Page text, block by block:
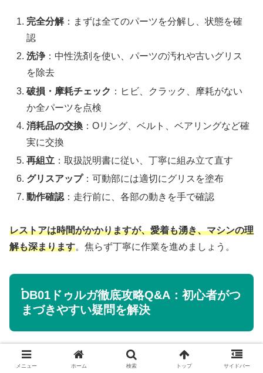
完全分解：まずは全てのパーツを分解し、状態を確
認
洗浄：中性洗剤を使い、パーツの汚れや古いグリス
を除去
破損・摩耗チェック ：ヒビ、クラック、摩耗がない
か全パーツを点検
消耗品の交換 ：Oリング、ベルト、ベアリングなど確
実に交換
再組立 ：取扱説明書に従い、丁寧に組み立て直す
グリスアップ：可動部には適切にグリスを塗布
動作確認：走行前に、各部の動きを手で確認
レストアは時間がかかりますが、愛着も湧き、マシンの理
解も深まります。焦らず丁寧に作業を進めましょう。
DB01ドゥルガ徹底攻略Q&A：初心者がつ
まづきやすい疑問を解決
最後に、ドゥルガに関してよく寄せられる質問をQ&A形
式でまとめました。初心者の方が疑問に思いやすいポイン
メニュー ホーム 検索 トップ サイドバー